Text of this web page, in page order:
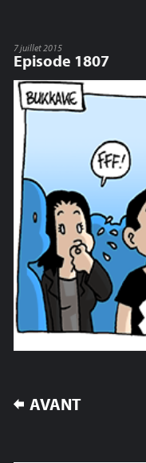
7 juillet 2015
Episode 1807
NAVIGATION
AVANT